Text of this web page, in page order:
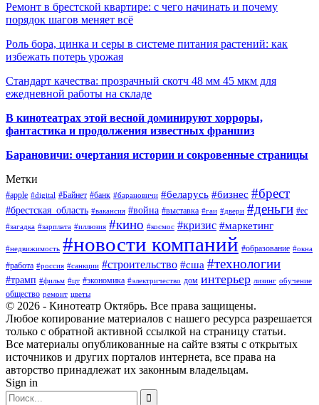
Ремонт в брестской квартире: с чего начинать и почему
порядок шагов меняет всё
Роль бора, цинка и серы в системе питания растений: как
избежать потерь урожая
Стандарт качества: прозрачный скотч 48 мм 45 мкм для
ежедневной работы на складе
В кинотеатрах этой весной доминируют хорроры,
фантастика и продолжения известных франшиз
Барановичи: очертания истории и сокровенные страницы
Метки
#apple #digital #Байнет #банк #барановичи #беларусь #бизнес #брест
#брестская_область #вакансия #война #выставка #гаи #двери #деньги #ес
#загадка #зарплата #иллюзия #кино #космос #кризис #маркетинг
#недвижимость #новости компаний #образование #окна
#работа #россия #санкции #строительство #сша #технологии
#трамп #фильм #цт #экономика #электричество дом интерьер лизинг обучение
общество ремонт цветы
© 2026 - Кинотеатр Октябрь. Все права защищены.
Любое копирование материалов с нашего ресурса разрешается
только с обратной активной ссылкой на страницу статьи.
Все материалы опубликованные на сайте взяты с открытых
источников и других порталов интернета, все права на
авторство принадлежат их законным владельцам.
Sign in